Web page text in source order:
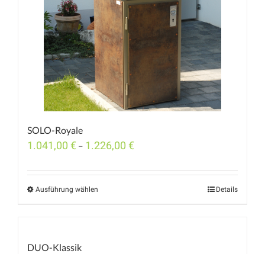
SOLO-Royale
1.041,00 € – 1.226,00 €
Ausführung wählen Details
DUO-Klassik